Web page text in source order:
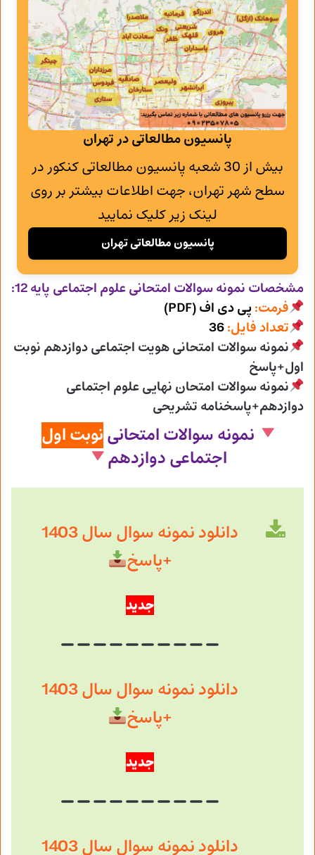
پانسیون مطالعاتی در تهران
بیش از 30 شعبه پانسیون مطالعاتی کنکور در
سطح شهر تهران، جهت اطلاعات بیشتر بر روی
لینک زیر کلیک نمایید
پانسیون مطالعاتی تهران
مشخصات نمونه سوالات امتحانیعلوم اجتماعی پایه 12:
فرمت: پی دی اف (PDF)
تعداد فایل:36
نمونه سوالات امتحانی هویت اجتماعی دوازدهم نوبت
اول+پاسخ
نمونه سوالات امتحان نهایی علوم اجتماعی
دوازدهم+پاسخنامه تشریحی
نمونه سوالات امتحانینوبت اول
اجتماعی دوازدهم
دانلود نمونه سوال سال 1403
+پاسخ
جدید
دانلود نمونه سوال سال 1403
+پاسخ
جدید
دانلود نمونه سوال سال 1403